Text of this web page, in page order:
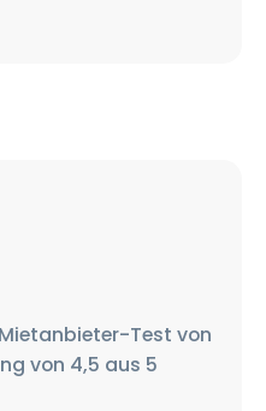
Test von
von 4,5 aus 5